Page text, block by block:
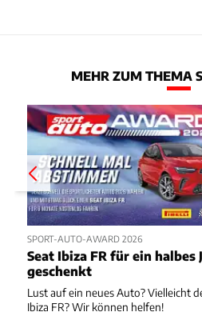
MEHR ZUM THEMA
SPORT-AUTO-AWARD 2026
Seat Ibiza FR für ein halbes
geschenkt
Lust auf ein neues Auto? Vielleicht
Ibiza FR? Wir können helfen!